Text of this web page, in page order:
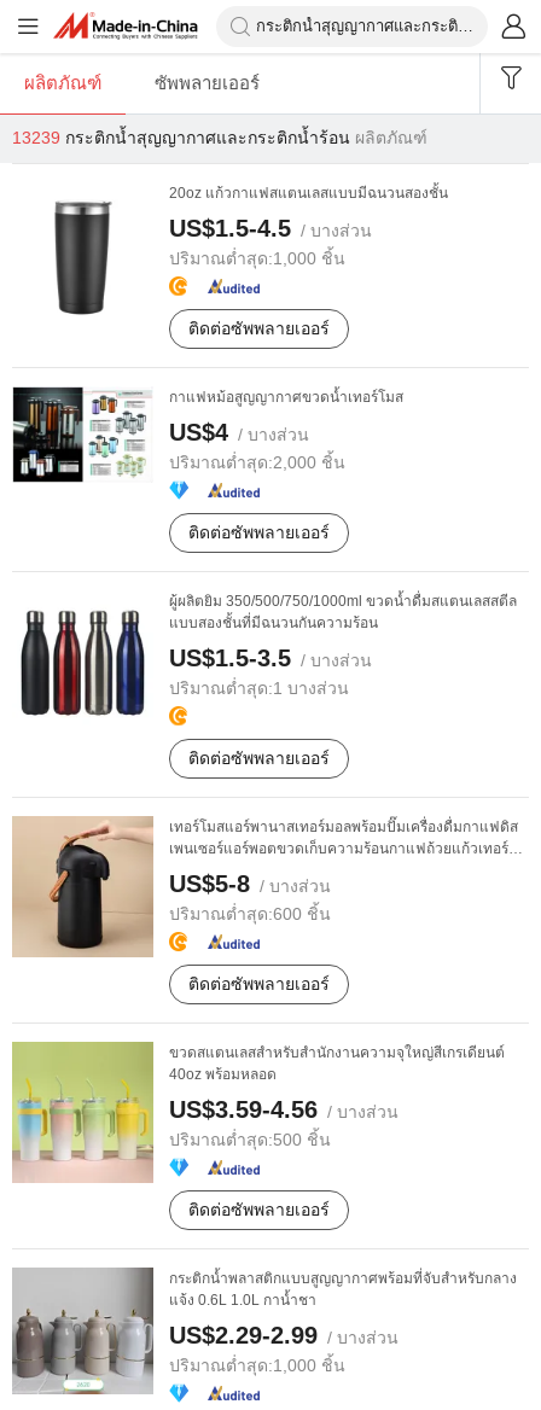
ผลิตภัณฑ์ ซัพพลายเออร์
13239 กระติกน้ำสุญญากาศและกระติกน้ำร้อน ผลิตภัณฑ์
20oz แก้วกาแฟสแตนเลสแบบมีฉนวนสองชั้น
US$1.5-4.5 / บางส่วน
ปริมาณต่ำสุด:1,000 ชิ้น
ติดต่อซัพพลายเออร์
กาแฟหม้อสูญญากาศขวดน้ำเทอร์โมส
US$4 / บางส่วน
ปริมาณต่ำสุด:2,000 ชิ้น
ติดต่อซัพพลายเออร์
ผู้ผลิตยิม 350/500/750/1000ml ขวดน้ำดื่มสแตนเลสสตีล
แบบสองชั้นที่มีฉนวนกันความร้อน
US$1.5-3.5 / บางส่วน
ปริมาณต่ำสุด:1 บางส่วน
ติดต่อซัพพลายเออร์
เทอร์โมสแอร์พานาสเทอร์มอลพร้อมปั๊มเครื่องดื่มกาแฟดิส
เพนเซอร์แอร์พอตขวดเก็บความร้อนกาแฟถ้วยแก้วเทอร์ม
US$5-8 / บางส่วน
ปริมาณต่ำสุด:600 ชิ้น
ติดต่อซัพพลายเออร์
ขวดสแตนเลสสำหรับสำนักงานความจุใหญ่สีเกรเดียนต์
40oz พร้อมหลอด
US$3.59-4.56 / บางส่วน
ปริมาณต่ำสุด:500 ชิ้น
ติดต่อซัพพลายเออร์
กระติกน้ำพลาสติกแบบสูญญากาศพร้อมที่จับสำหรับกลาง
แจ้ง 0.6L 1.0L กาน้ำชา
US$2.29-2.99 / บางส่วน
ปริมาณต่ำสุด:1,000 ชิ้น